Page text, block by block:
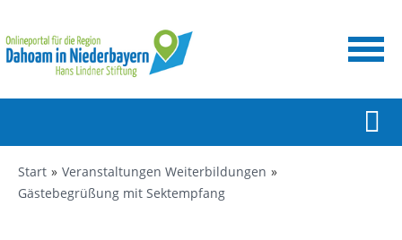
Start
Veranstaltungen Weiterbildungen
Gästebegrüßung mit Sektempfang